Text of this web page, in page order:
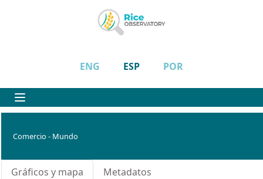
ENG ESP POR
Comercio - Mundo
Gráficos y mapa Metadatos